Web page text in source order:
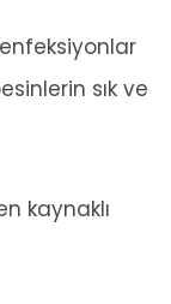
sık ve
kaynaklı